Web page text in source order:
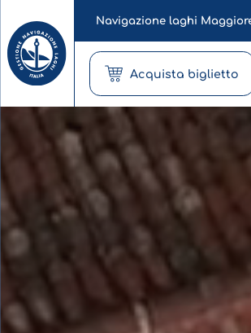
Navigazione laghi
Acquista biglietto